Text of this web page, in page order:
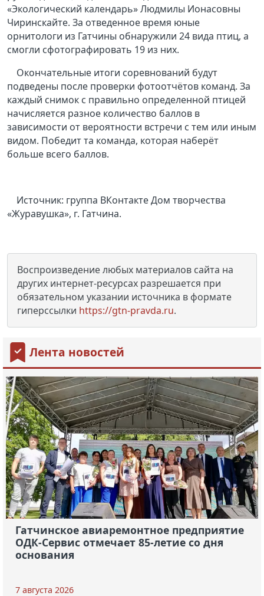
«Экологический календарь» Людмилы Ионасовны
Чиринскайте. За отведенное время юные
орнитологи из Гатчины обнаружили 24 вида птиц, а
смогли сфотографировать 19 из них.
Окончательные итоги соревнований будут
подведены после проверки фотоотчётов команд. За
каждый снимок с правильно определенной птицей
начисляется разное количество баллов в
зависимости от вероятности встречи с тем или иным
видом. Победит та команда, которая наберёт
больше всего баллов.
Источник: группа ВКонтакте Дом творчества
«Журавушка», г. Гатчина.
Воспроизведение любых материалов сайта на
других интернет-ресурсах разрешается при
обязательном указании источника в формате
гиперссылки https://gtn-pravda.ru.
Лента новостей
Гатчинское авиаремонтное предприятие
ОДК-Сервис отмечает 85-летие со дня
основания
7 августа 2026